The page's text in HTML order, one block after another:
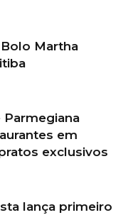
Bolo Martha
Parmegiana
em
exclusivos
lança primeiro